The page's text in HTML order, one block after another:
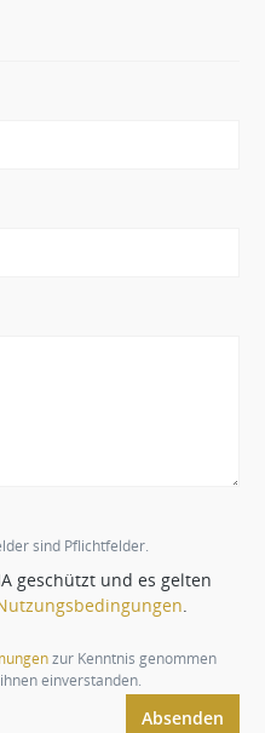
sind Pflichtfelder.
geschützt und es gelten
.
zur Kenntnis genommen
einverstanden.
Absenden